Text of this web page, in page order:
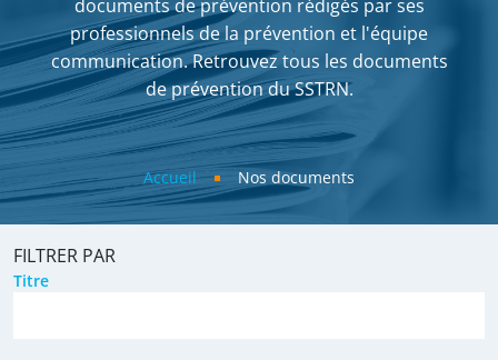
documents de prévention rédigés par ses
professionnels de la prévention et l'équipe
communication. Retrouvez tous les documents
de prévention du SSTRN.
Fil d'Ariane
Accueil Nos documents
FILTRER PAR
Titre